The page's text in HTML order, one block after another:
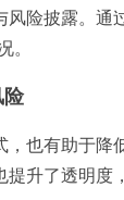
风险披露。通
。
险
，也有助于降
提升了透明度